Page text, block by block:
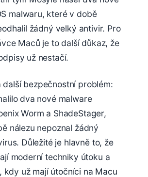
malwaru, které v době
žádný velký antivir. Pro
Maců je to další důkaz, že
už nestačí.
další bezpečnostní problém:
dva nové malware
Worm a ShadeStager,
nálezu nepoznal žádný
Důležité je hlavně to, že
moderní techniky útoku a
kdy už mají útočníci na Macu